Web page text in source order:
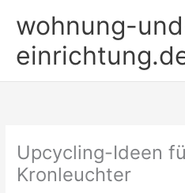
Inhaltwohnung-
Upcycling-Ideen
Kronleuchter